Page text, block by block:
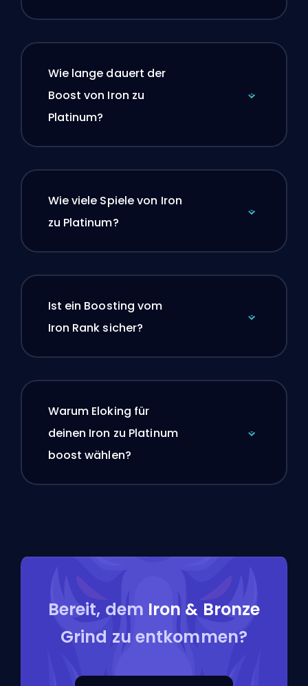
Wie lange dauert der
Boost von Iron zu
Platinum?
Wie viele Spiele von Iron
zu Platinum?
Ist ein Boosting vom
Iron Rank sicher?
Warum Eloking für
deinen Iron zu Platinum
boost wählen?
Bereit, dem Iron & Bronze
Grind zu entkommen?